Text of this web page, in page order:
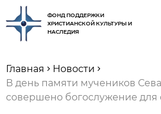
ФОНД ПОДДЕРЖКИ
ХРИСТИАНСКОЙ КУЛЬТУРЫ И
НАСЛЕДИЯ
Главная
Новости
В день памяти мучеников
совершено богослужение для